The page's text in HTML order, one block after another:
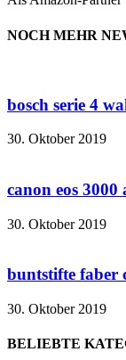
NOCH MEHR
bosch serie 4
30. Oktober 2019
canon eos 3000
30. Oktober 2019
buntstifte faber
30. Oktober 2019
BELIEBTE